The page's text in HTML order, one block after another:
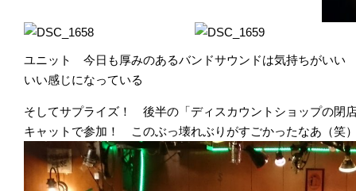
ユニット 今日も厚みのあるバンドサウンドは気持ちがいい
いい感じになっている
そしてサプライズ！ 後半の「ディスカウントショップの閉
キャットで参加！ このぶっ壊れぶりがすごかったなあ（笑